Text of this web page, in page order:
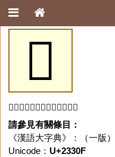
𣌏
「𣌏」字未收錄於本資料庫。
請參見有關條目：
《漢語大字典》：（一版）
Unicode： U+2330F